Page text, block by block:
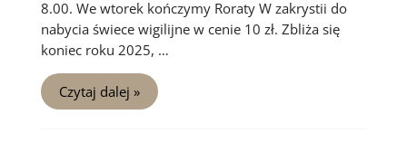
8.00. We wtorek kończymy Roraty W zakrystii do
nabycia świece wigilijne w cenie 10 zł. Zbliża się
koniec roku 2025, …
Niedziela
4
Adwentu
Czytaj dalej »